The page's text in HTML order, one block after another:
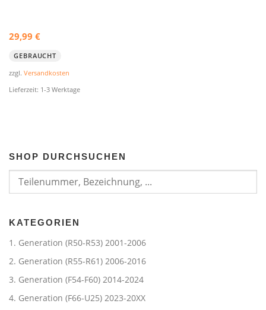
29,99 €
GEBRAUCHT
zzgl. Versandkosten
Lieferzeit: 1-3 Werktage
SHOP DURCHSUCHEN
KATEGORIEN
1. Generation (R50-R53) 2001-2006
2. Generation (R55-R61) 2006-2016
3. Generation (F54-F60) 2014-2024
4. Generation (F66-U25) 2023-20XX